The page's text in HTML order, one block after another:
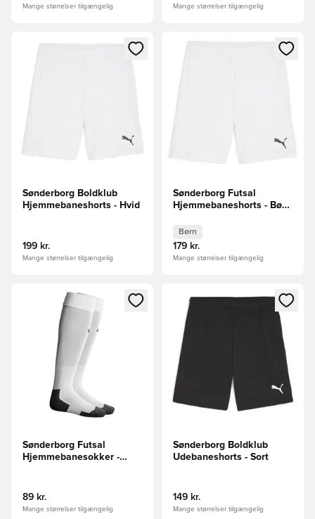
Mange størrelser tilgængelig Mange størrelser tilgængelig
Åbner en Modal til at logge ind eller tilmelde dig som
Sønderborg Boldklub
Hjemmebaneshorts - Hvid
199 kr.
Mange størrelser tilgængelig
Åbner en Modal til at logge
Sønderborg Futsal
Hjemmebaneshorts - Børn
Børn
179 kr.
Mange størrelser tilgængelig
Åbner en Modal til at logge ind eller tilmelde dig som
Sønderborg Futsal
Hjemmebanesokker -
89 kr.
Mange størrelser tilgængelig
Åbner en Modal til at logge
Sønderborg Boldklub
Udebaneshorts - Sort
149 kr.
Mange størrelser tilgængelig